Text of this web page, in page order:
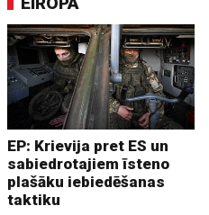
EP: Krievija pret ES un
sabiedrotajiem īsteno
plašāku iebiedēšanas
taktiku